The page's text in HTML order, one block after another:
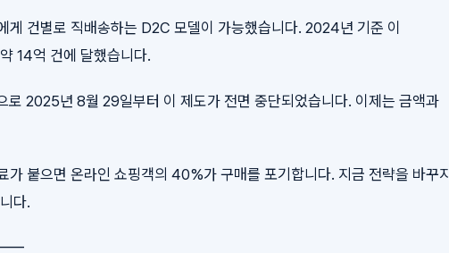
게 건별로 직배송하는 D2C 모델이 가능했습니다. 2024년 기준 이
14억 건에 달했습니다.
2025년 8월 29일부터 이 제도가 전면 중단되었습니다. 이제는 금액과
가 붙으면 온라인 쇼핑객의 40%가 구매를 포기합니다. 지금 전략을 바꾸지
다.